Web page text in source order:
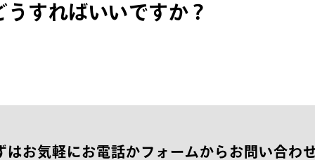
う すればいいですか ？
はお気軽にお電話かフォームからお問い合わ